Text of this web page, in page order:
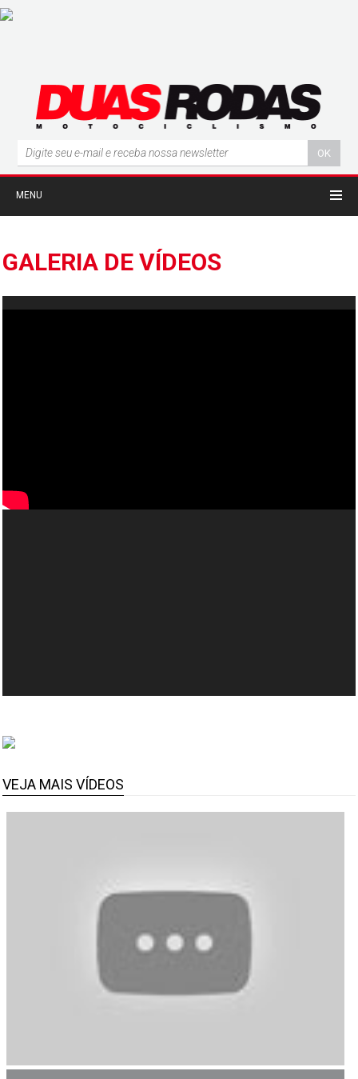
MENU
GALERIA DE VÍDEOS
VEJA MAIS VÍDEOS